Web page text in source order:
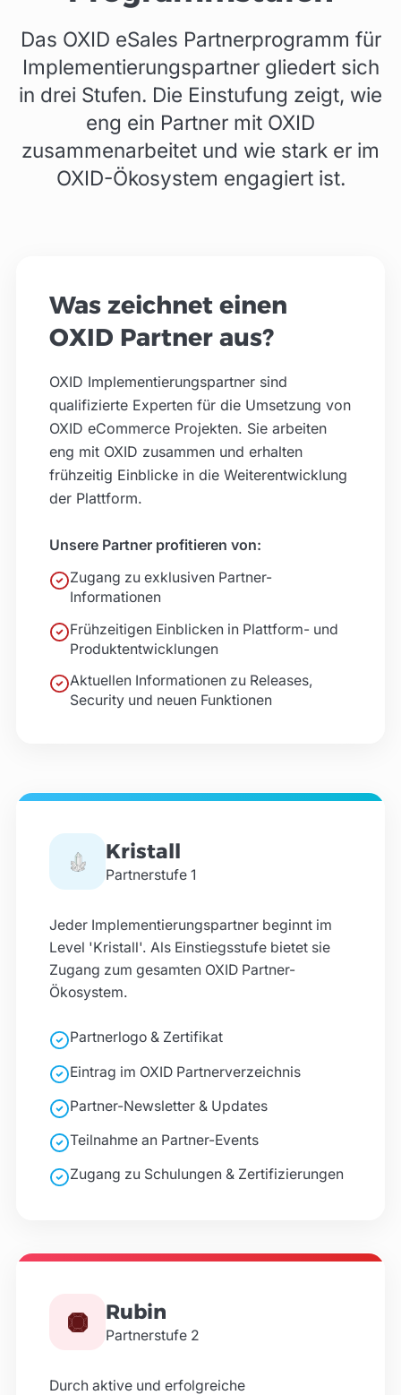
Digidesk - Media Solution
Kapellenweg 76, 33415 Verl
Esyon GmbH
Karl-Heine-Str. 99, 04229 Leipzig
FATCHIP GmbH
Helmholtzstrasse 2-9, 10587 Berlin
w&co MediaServices GmbH & Co KG
Charles-de-Gaulle-Straße 8, 81737 München
PLZ 67, Deutschland
Berenz IT-Service GmbH
Stückle-Straße 1, 77955 Ettenheim
exonn GmbH
PLZ 25, Deutschland
ITholics GmbH
Magnusstraße 1, 87437 Kempten
Globalsys GmbH & Co. KG
Schwabener Str. 27, 85560 Ebersberg
ES eCommerce Thomas Emmerich
und Markus Seyer GbR
Deutschland
fabrique d'images ebusiness GmbH
Burgstraße 18, 87435 Kempten
foun10 GmbH
Denzlinger Str. 9, 79312 Emmendingen
Netensio GmbH
Bahnhofstraße 88, 70794 Filderstadt
kuehlhaus AG
maexware solutions GmbH
Fürther Str. 212, INNOVUM 212, 90429 Nürnberg
Online-Profession GmbH & Co. KG
Egbert-Snoek-Strasse 1, 48155 Münster
Breitwiesenstr. 13, 70565 Stuttgart
Das OXID eSales Partnerprogramm für
Implementierungspartner gliedert sich
in drei Stufen. Die Einstufung zeigt, wie
eng ein Partner mit OXID
zusammenarbeitet und wie stark er im
OXID-Ökosystem engagiert ist.
Was zeichnet einen
OXID Partner aus?
OXID Implementierungspartner sind
qualifizierte Experten für die Umsetzung von
OXID eCommerce Projekten. Sie arbeiten
eng mit OXID zusammen und erhalten
frühzeitig Einblicke in die Weiterentwicklung
der Plattform.
Unsere Partner profitieren von:
Zugang zu exklusiven Partner-
Informationen
Frühzeitigen Einblicken in Plattform- und
Produktentwicklungen
Aktuellen Informationen zu Releases,
Security und neuen Funktionen
Kristall
Partnerstufe 1
Jeder Implementierungspartner beginnt im
Level 'Kristall'. Als Einstiegsstufe bietet sie
Zugang zum gesamten OXID Partner-
Ökosystem.
Partnerlogo & Zertifikat
Eintrag im OXID Partnerverzeichnis
Partner-Newsletter & Updates
Teilnahme an Partner-Events
Zugang zu Schulungen & Zertifizierungen
Rubin
Partnerstufe 2
Durch aktive und erfolgreiche